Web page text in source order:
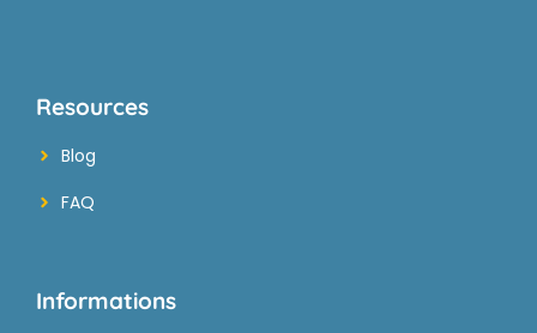
Resources
Blog
FAQ
Informations